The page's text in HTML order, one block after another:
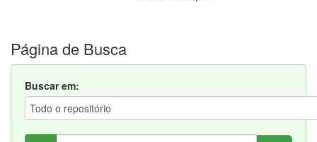
Página de Busca
Buscar em: